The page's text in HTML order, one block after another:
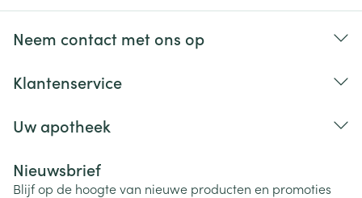
Neem contact met ons op
Klantenservice
Uw apotheek
Nieuwsbrief
Blijf op de hoogte van nieuwe producten en promoties